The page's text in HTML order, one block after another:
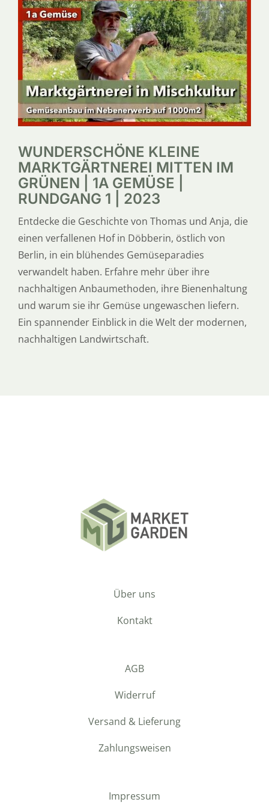
SERVICE
ÜBER UNS
WUNDERSCHÖNE KLEINE
MARKTGÄRTNEREI MITTEN IM
GRÜNEN | 1A GEMÜSE |
RUNDGANG 1 | 2023
Entdecke die Geschichte von Thomas und Anja, die
einen verfallenen Hof in Döbberin, östlich von
Berlin, in ein blühendes Gemüseparadies
verwandelt haben. Erfahre mehr über ihre
nachhaltigen Anbaumethoden, ihre Bienenhaltung
und warum sie ihr Gemüse ungewaschen liefern.
Ein spannender Einblick in die Welt der modernen,
nachhaltigen Landwirtschaft.
Über uns
Kontakt
AGB
Widerruf
Versand & Lieferung
Zahlungsweisen
Impressum